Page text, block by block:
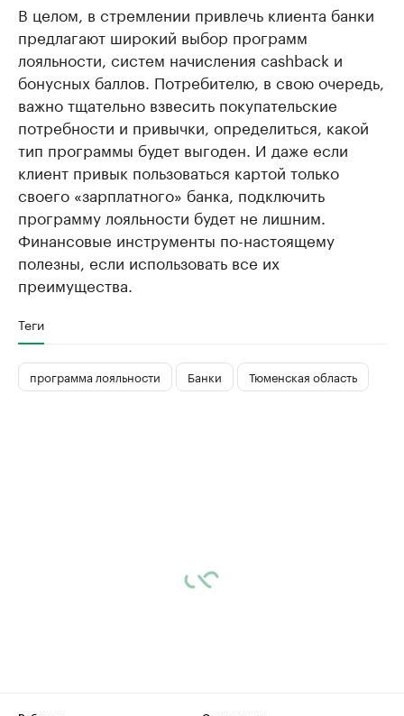
В целом, в стремлении привлечь клиента банки
предлагают широкий выбор программ
лояльности, систем начисления cashback и
бонусных баллов. Потребителю, в свою очередь,
важно тщательно взвесить покупательские
потребности и привычки, определиться, какой
тип программы будет выгоден. И даже если
клиент привык пользоваться картой только
своего «зарплатного» банка, подключить
программу лояльности будет не лишним.
Финансовые инструменты по-настоящему
полезны, если использовать все их
преимущества.
Теги
программа лояльности Банки Тюменская область